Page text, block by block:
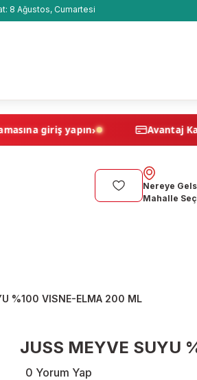
8 Ağustos, Cumartesi
giriş yapın
Nereye
Mahalle
%100 VISNE-ELMA 200 ML
JUSS MEYVE SUYU
0 Yorum Yap